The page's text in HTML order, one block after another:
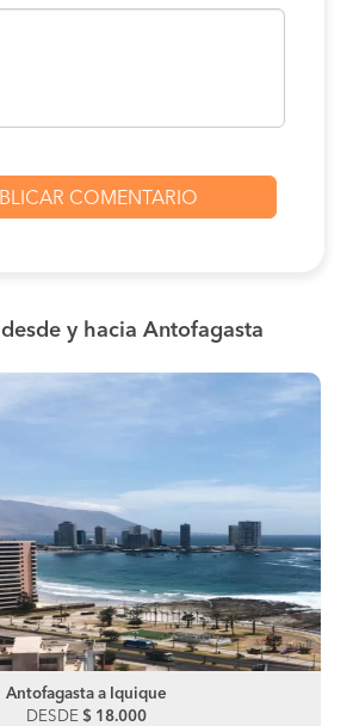
desde y hacia Antofagasta
Antofagasta a Iquique
DESDE $ 18.000